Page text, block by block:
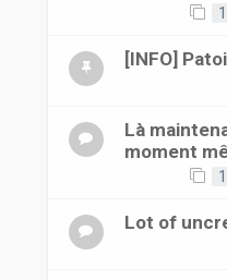
1
[INFO]
Là
moment
1
Lot of